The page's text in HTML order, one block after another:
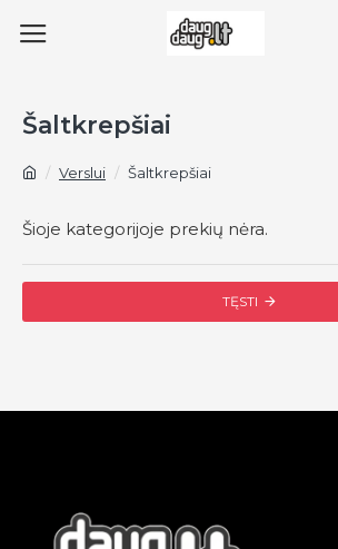
Verslui Šaltkrepšiai
Šaltkrepšiai
Šioje kategorijoje prekių nėra.
TĘSTI